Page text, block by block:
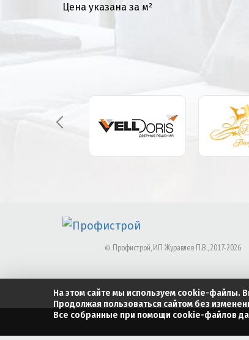
Цена указана за м²
© Профистрой, ИП Журавлев П.В., 2017-2026
На этом сайте мы используем cookie-файлы.
Продолжая пользоваться сайтом без
Все собранные при помощи cookie-файлов